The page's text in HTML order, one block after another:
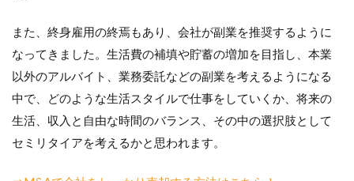
また、終身雇用の終焉もあり、会社が副業を推奨するように
なってきました。生活費の補填や貯蓄の増加を目指し、本業
以外のアルバイト、業務委託などの副業を考えるようになる
中で、どのような生活スタイルで仕事をしていくか、将来の
生活、収入と自由な時間のバランス、その中の選択肢として
セミリタイアを考えるかと思われます。